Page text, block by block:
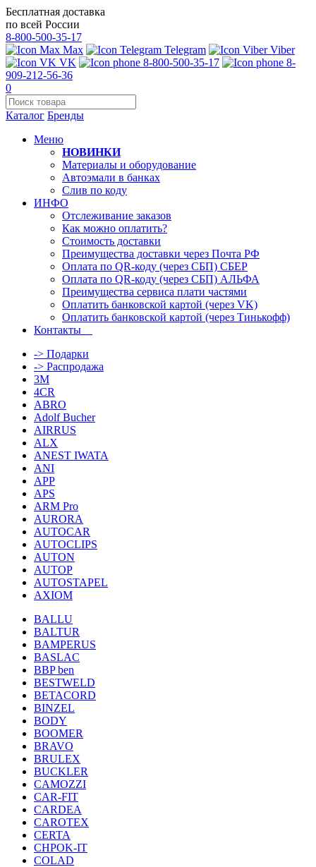
Бесплатная доставка
по всей России
8-800-500-35-17
Max
Telegram
Viber
VK
8-800-500-35-17
8-
909-212-56-36
0
Каталог Бренды
Меню
НОВИНКИ
Материалы и оборудование
Автоэмали в банках
Слив по коду
ИНФО
Отслеживание заказов
Как можно оплатить?
Стоимость доставки
Преимущества доставки через Почта РФ
Оплата по QR-коду (через СБП) СБЕР
Оплата по QR-коду (через СБП) АЛЬФА
Преимущества сервиса плати частями
Оплатить банковской картой (через VK)
Оплатить банковской картой (через Тинькофф)
Контакты
-> Подарки
-> Распродажа
3M
4CR
ABRO
Adolf Bucher
AIRRUS
ALX
ANEST IWATA
ANI
APP
APS
ARM Pro
AURORA
AUTOCAR
AUTOCLIPS
AUTON
AUTOP
AUTOSTAPEL
AXIOM
BALLU
BALTUR
BAMPERUS
BASLAC
BBP ben
BESTWELD
BETACORD
BINZEL
BODY
BOOMER
BRAVO
BRULEX
BUCKLER
CAMOZZI
CAR-FIT
CARDEA
CAROTEX
CERTA
CHPOK-IT
COLAD